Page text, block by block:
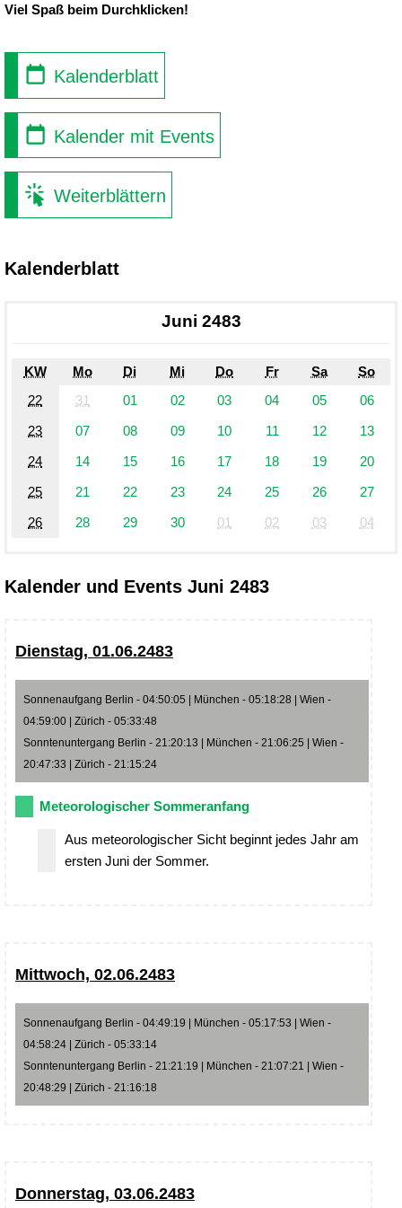
Viel Spaß beim Durchklicken!
Kalenderblatt
Kalender mit Events
Weiterblättern
Kalenderblatt
Juni 2483
KW Mo Di Mi Do Fr Sa
So
22
31 01 02 03 04 05
06
23
07 08 09 10 11 12
13
24
14 15 16 17 18 19
20
25
21 22 23 24 25 26
27
26
28 29 30 01 02 03 04
Kalender und Events Juni 2483
Dienstag, 01.06.2483
Sonnenaufgang Berlin - 04:50:05 | München - 05:18:28 | Wien -
04:59:00 | Zürich - 05:33:48
Sonntenuntergang Berlin - 21:20:13 | München - 21:06:25 | Wien -
20:47:33 | Zürich - 21:15:24
Meteorologischer Sommeranfang
Aus meteorologischer Sicht beginnt jedes Jahr am
ersten Juni der Sommer.
Mittwoch, 02.06.2483
Sonnenaufgang Berlin - 04:49:19 | München - 05:17:53 | Wien -
04:58:24 | Zürich - 05:33:14
Sonntenuntergang Berlin - 21:21:19 | München - 21:07:21 | Wien -
20:48:29 | Zürich - 21:16:18
Donnerstag, 03.06.2483